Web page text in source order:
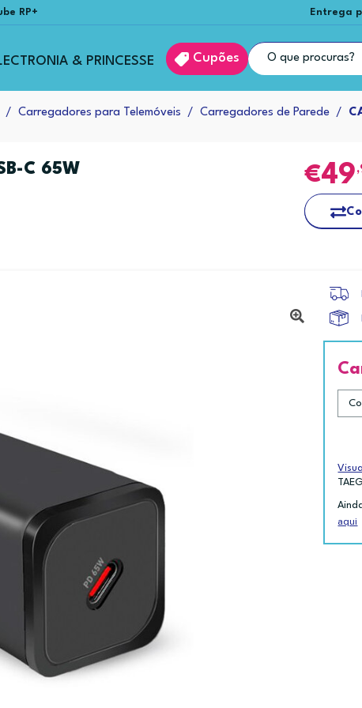
RP+ Entrega
& PRINCESSE Cupões
Carregadores para Telemóveis Carregadores de Parede
C 65W 49
TAEG
aqui